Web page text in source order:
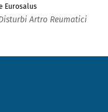
Eurosalus
Artro Reumatici